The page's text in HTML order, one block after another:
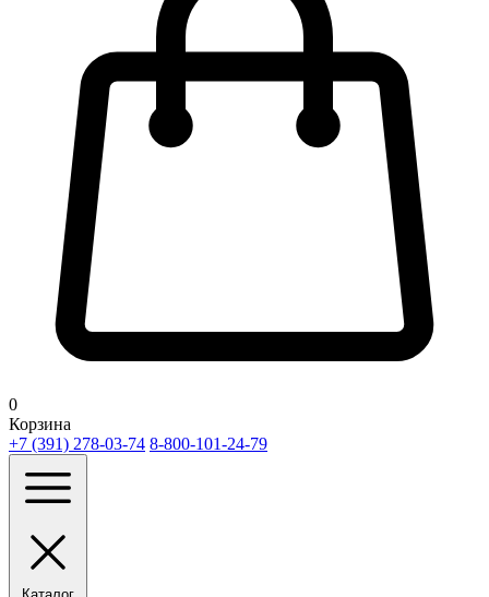
0
Корзина
+7 (391) 278-03-74 8-800-101-24-79